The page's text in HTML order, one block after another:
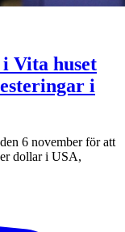
Vita huset
i
6 november för att
dollar i USA,